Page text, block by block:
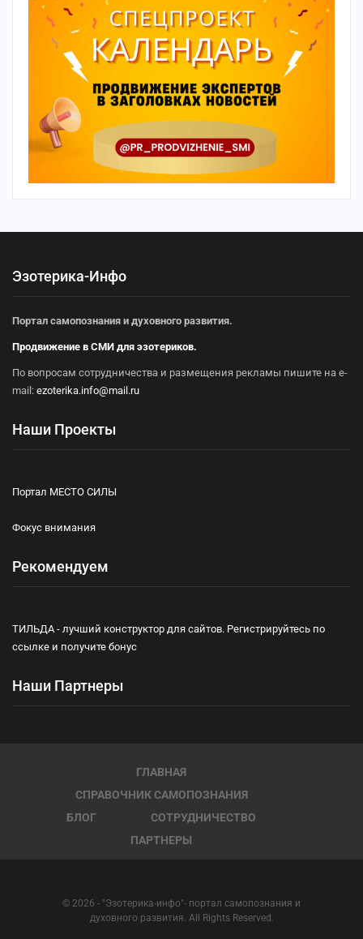
Эзотерика-Инфо
Портал самопознания и духовного развития.
Продвижение в СМИ для эзотериков.
По вопросам сотрудничества и размещения рекламы пишите на e-
mail: ezoterika.info@mail.ru
Наши Проекты
Портал МЕСТО СИЛЫ
Фокус внимания
Рекомендуем
ТИЛЬДА - лучший конструктор для сайтов. Регистрируйтесь по
ссылке и получите бонус
Наши Партнеры
ГЛАВНАЯ
СПРАВОЧНИК САМОПОЗНАНИЯ
БЛОГ
СОТРУДНИЧЕСТВО
ПАРТНЕРЫ
© 2026 - "Эзотерика-инфо"- портал самопознания и
духовного развития. All Rights Reserved.